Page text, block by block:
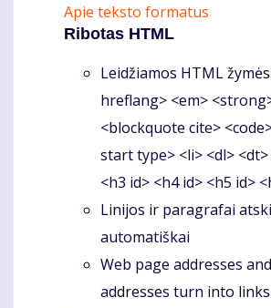
Apie teksto formatus
Ribotas HTML
Leidžiamos HTML
hreflang> <em>
<blockquote cite>
start type> <li> <dl>
<h3 id> <h4 id> <h5 id>
Linijos ir paragrafai
automatiškai
Web page addresses
addresses turn into